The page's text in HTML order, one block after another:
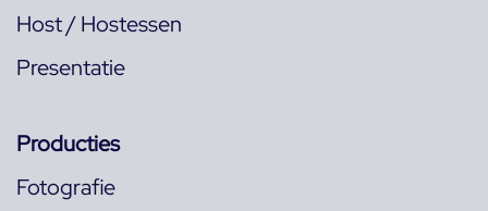
Host / Hostessen
Presentatie
Producties
Fotografie